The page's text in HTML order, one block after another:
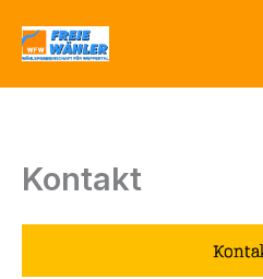
Inhalt
Kontakt